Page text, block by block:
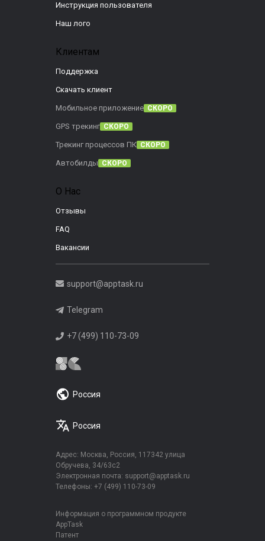
Инструкция пользователя
Наш лого
Клиентам
Поддержка
Скачать клиент
Мобильное приложение СКОРО
GPS трекинг СКОРО
Трекинг процессов ПК СКОРО
Автобилды СКОРО
О Нас
Отзывы
FAQ
Вакансии
support@apptask.ru
Telegram
+7 (499) 110-73-09
Россия
Россия
Адрес: Москва, Россия, 117342 улица
Обручева, 34/63с2
Электронная почта: support@apptask.ru
Телефоны: +7 (499) 110-73-09
Информация о программном продукте
AppTask
Патент